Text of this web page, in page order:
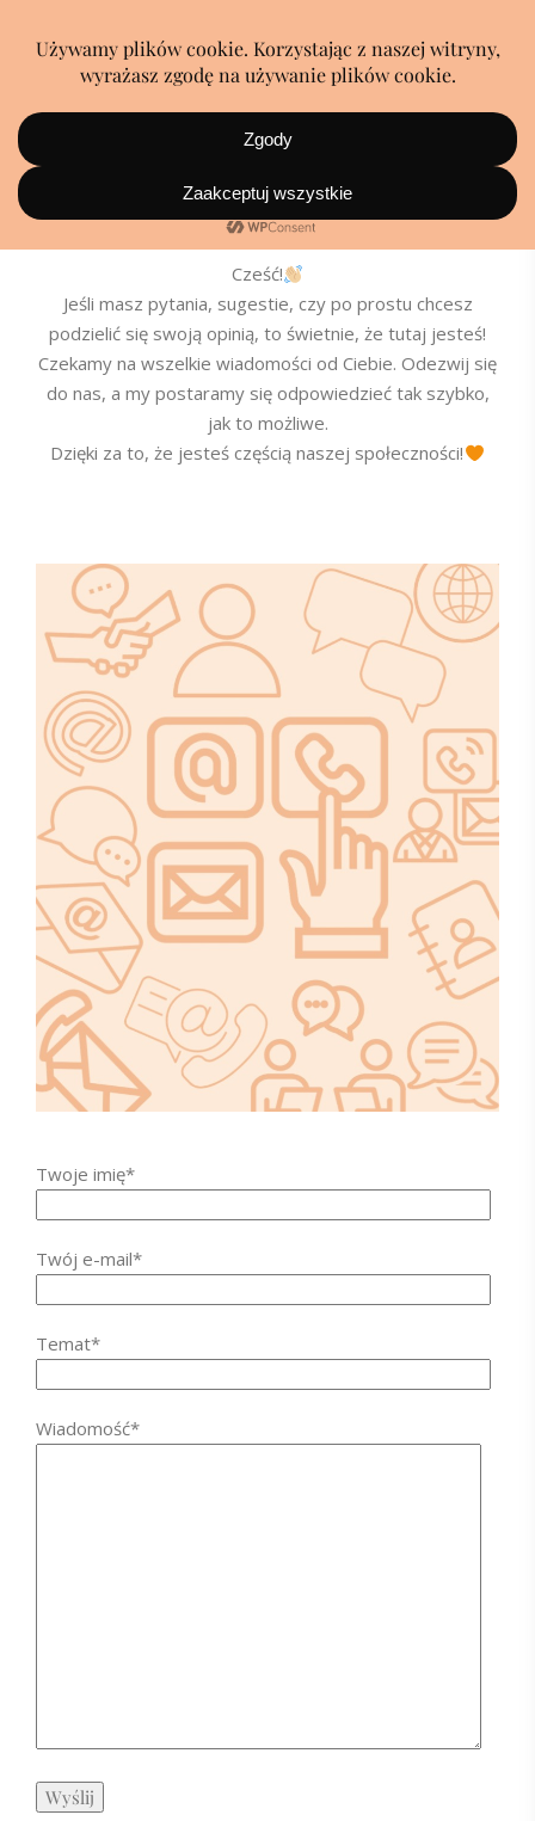
KONTAKT
Cześć!
Jeśli masz pytania, sugestie, czy po prostu chcesz
podzielić się swoją opinią, to świetnie, że tutaj jesteś!
Czekamy na wszelkie wiadomości od Ciebie. Odezwij się
do nas, a my postaramy się odpowiedzieć tak szybko,
jak to możliwe.
Dzięki za to, że jesteś częścią naszej społeczności!
Twoje imię*
Twój e-mail*
Temat*
Wiadomość*